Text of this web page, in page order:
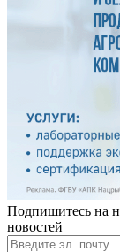
Подпишитесь на
новостей